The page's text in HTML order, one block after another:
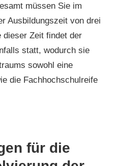
müssen Sie im
Ausbildungszeit von drei
dieser Zeit findet der
statt, wodurch sie
sowohl eine
die Fachhochschulreife
für die